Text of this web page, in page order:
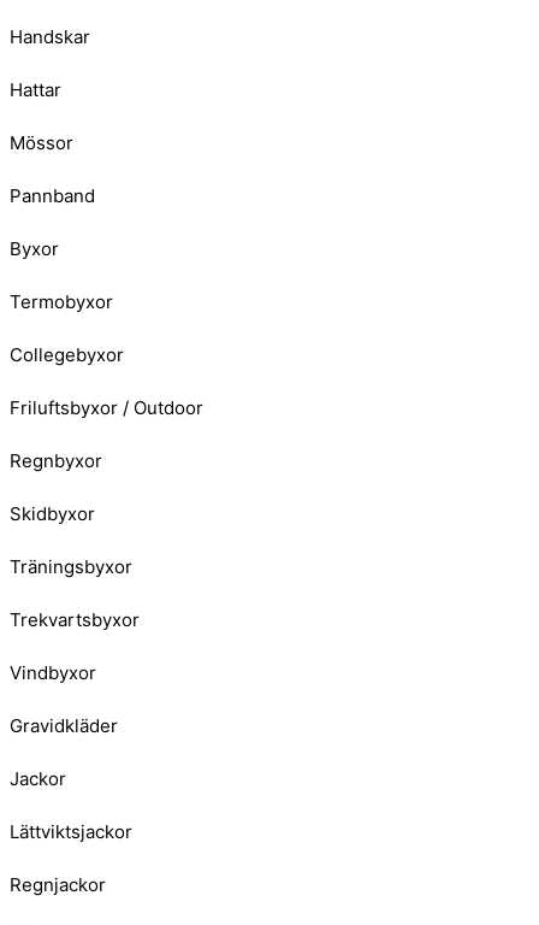
Handskar
Hattar
Mössor
Pannband
Byxor
Termobyxor
Collegebyxor
Friluftsbyxor / Outdoor
Regnbyxor
Skidbyxor
Träningsbyxor
Trekvartsbyxor
Vindbyxor
Gravidkläder
Jackor
Lättviktsjackor
Regnjackor